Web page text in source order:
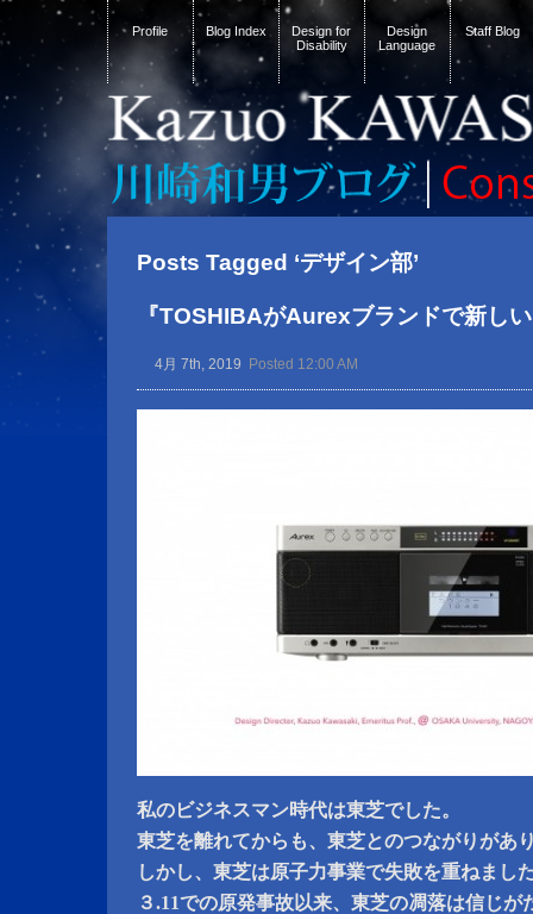
Profile Blog Index
Design for
Disability
Design
Language
Staff Blog
Posts Tagged ‘デザイン部’
『TOSHIBAがAurexブランドで新し
4月 7th, 2019 Posted 12:00 AM
私のビジネスマン時代は東芝でした。
東芝を離れてからも、東芝とのつながりがあ
しかし、東芝は原子力事業で失敗を重ねまし
３.11での原発事故以来、東芝の凋落は信じが